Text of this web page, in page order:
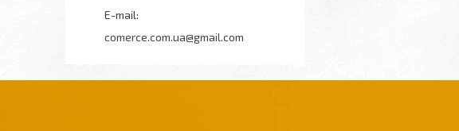
comerce.com.ua@gmail.com